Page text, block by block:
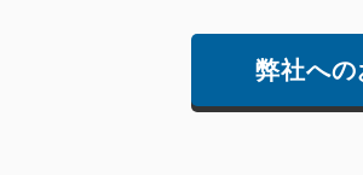
弊社への